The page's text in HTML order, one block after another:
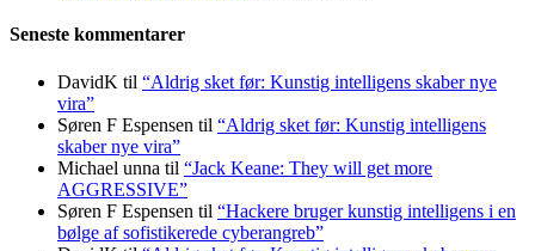
Seneste kommentarer
DavidK til “Aldrig sket før: Kunstig intelligens skaber nye
vira”
Søren F Espensen til “Aldrig sket før: Kunstig intelligens
skaber nye vira”
Michael unna til “Jack Keane: They will get more
AGGRESSIVE”
Søren F Espensen til “Hackere bruger kunstig intelligens i en
bølge af sofistikerede cyberangreb”